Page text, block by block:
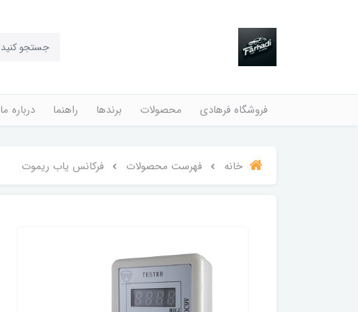
فروشگاه فرهادی محصولات برندها راهنما درباره ما
خانه فهرست محصولات فرکانس یاب ریموت